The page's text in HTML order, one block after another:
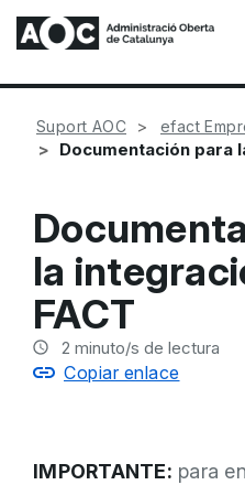
Suport AOC efact
Documentación para
la
FACT
2 minuto/s de lectura
Copiar enlace
IMPORTANTE: para